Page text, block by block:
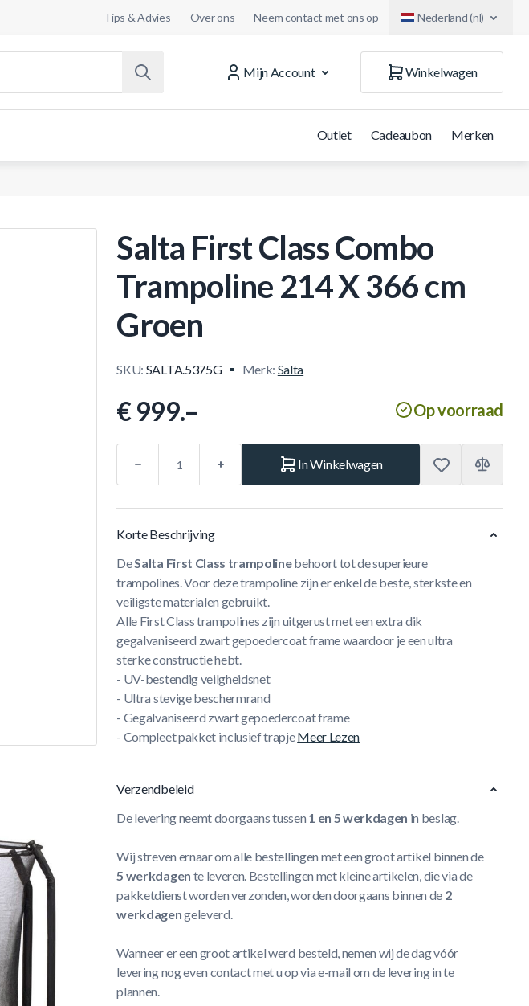
Tips & Advies Over ons Neem contact met ons op Nederland (nl)
Mijn Account
Winkelwagen
Outlet Cadeaubon Merken
Salta First Class Combo
Trampoline 214 X 366 cm
Groen
SKU: SALTA.5375G Merk: Salta
€ 999.– Op voorraad
In Winkelwagen
Korte Beschrijving
DeSalta First Class trampolinebehoort tot de superieure
trampolines. Voor deze trampoline zijn er enkel de beste, sterkste en
veiligste materialen gebruikt.
Alle First Class trampolines zijn uitgerust met een extra dik
gegalvaniseerd zwart gepoedercoat frame waardoor je een ultra
sterke constructie hebt.
- UV-bestendig veilgheidsnet
- Ultra stevige beschermrand
- Gegalvaniseerd zwart gepoedercoat frame
- Compleet pakket inclusief trapjeMeer Lezen
Verzendbeleid
De levering neemt doorgaans tussen 1 en 5 werkdagen in beslag.
Wij streven ernaar om alle bestellingen met een groot artikel binnen de
5 werkdagen te leveren. Bestellingen met kleine artikelen, die via de
pakketdienst worden verzonden, worden doorgaans binnen de 2
werkdagengeleverd.
Wanneer er een groot artikel werd besteld, nemen wij de dag vóór
levering nog even contact met u op via e-mail om de levering in te
plannen.